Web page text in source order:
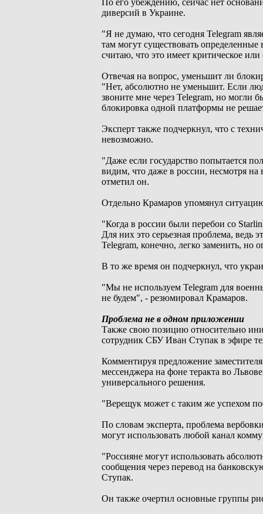
По его убеждению, сейчас нет
диверсий в Украине.
"Я не думаю, что сегодня Telegram
там могут существовать
считаю, что это имеет критическое
Отвечая на вопрос, уменьшит ли
"Нет, абсолютно не уменьшит. Если
звоните мне через Telegram, но могли
блокировка одной платформы не
Эксперт также подчеркнул, что с
невозможно.
"Даже если государство попытается
видим, что даже в россии, несмотря на
отметил он.
Отдельно Крамаров упомянул
"Когда в россии были перебои со
Для них это серьезная проблема, ведь
Telegram, конечно, легко заменить, но
В то же время он подчеркнул, что
"Мы не используем Telegram для
не будем", - резюмировал Крамаров.
Проблема не в одном приложении
Также свою позицию относительно
сотрудник СБУ Иван Ступак в эфире
Комментируя предложение
мессенджера на фоне теракта во
универсального решения.
"Верещук может с таким же успехом
По словам эксперта, проблема
могут использовать любой канал
"Россияне могут использовать
сообщения через перевод на
Ступак.
Он также очертил основные группы